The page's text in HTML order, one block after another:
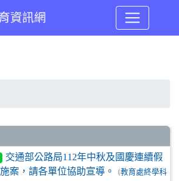
資訊網
交通部公路局112年中秋及國慶連續假
案，請各單位協助宣導。
(教育處終學科